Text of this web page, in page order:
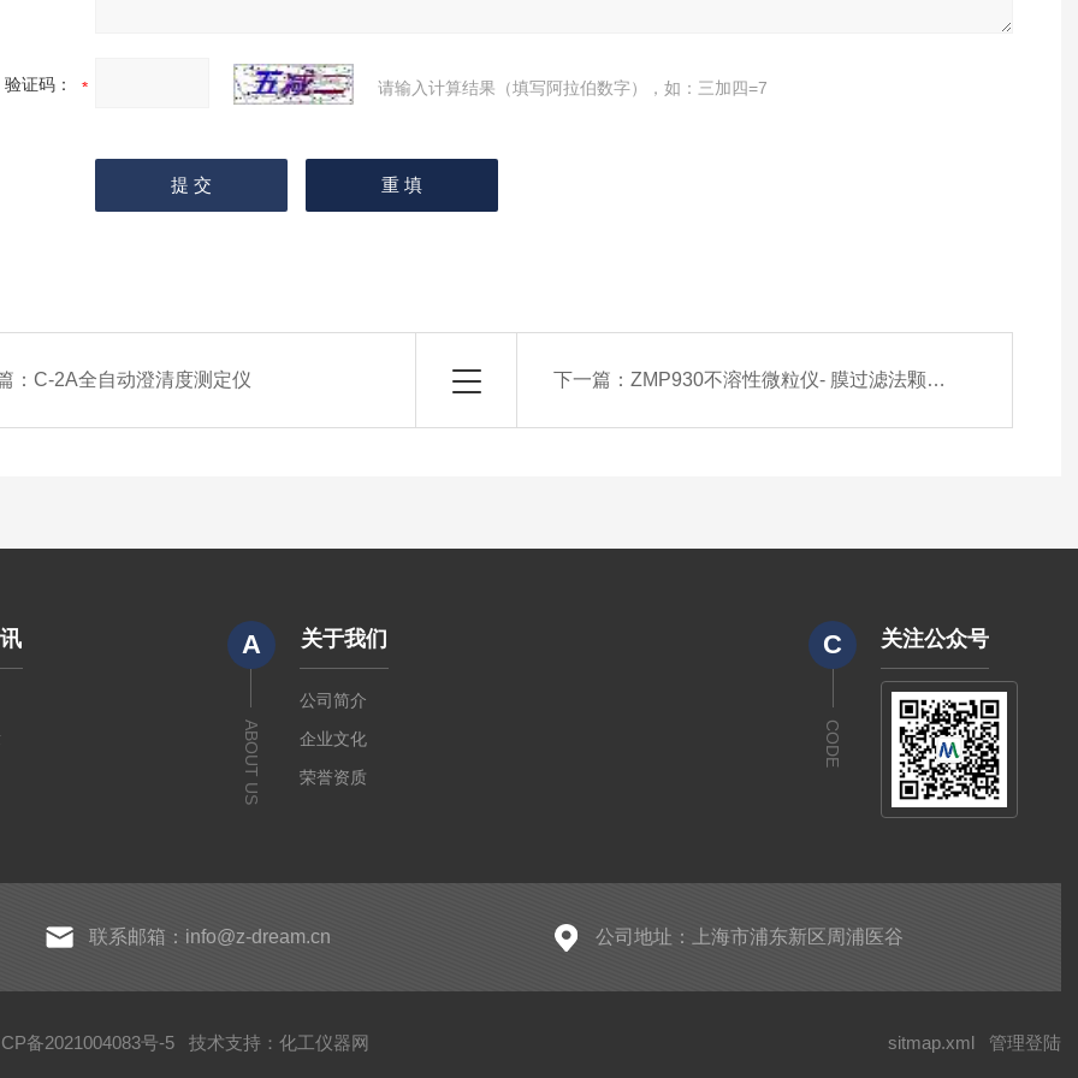
验证码： 请输入计算结果（填写阿拉伯数字），如：三加四=7
：C-2A全自动澄清度测定仪 下一篇： ZMP930不溶性微粒仪- 膜过滤法颗粒计数器
A
ABOUT US
关于我们
公司简介
企业文化
荣誉资质
C
CODE
关注公众号
联系邮箱：info@z-dream.cn 公司地址：上海市浦东新区周浦医谷
备2021004083号-5 技术支持： 化工仪器网 sitmap.xml 管理登陆